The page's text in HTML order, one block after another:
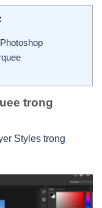
trong
Styles trong